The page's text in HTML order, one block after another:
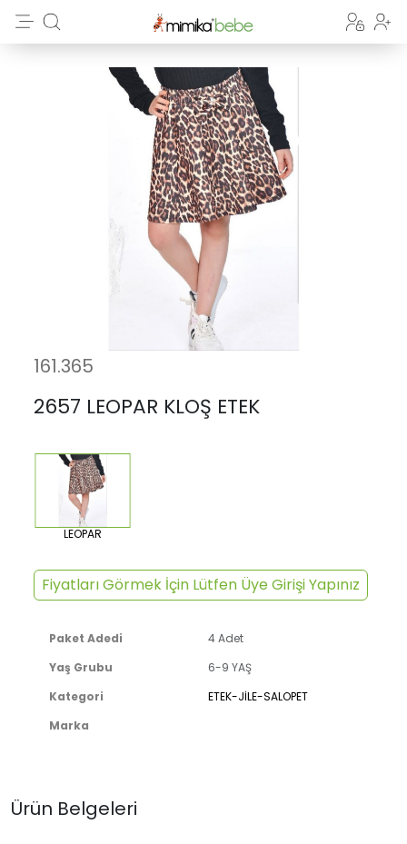
161.365
2657 LEOPAR KLOŞ ETEK
LEOPAR
Fiyatları Görmek İçin Lütfen Üye Girişi Yapınız
Paket Adedi
4 Adet
Yaş Grubu
6-9 YAŞ
Kategori
ETEK-JİLE-SALOPET
Marka
Ürün Belgeleri